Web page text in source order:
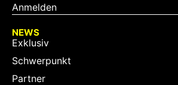
Anmelden
NEWS
Exklusiv
Schwerpunkt
Partner